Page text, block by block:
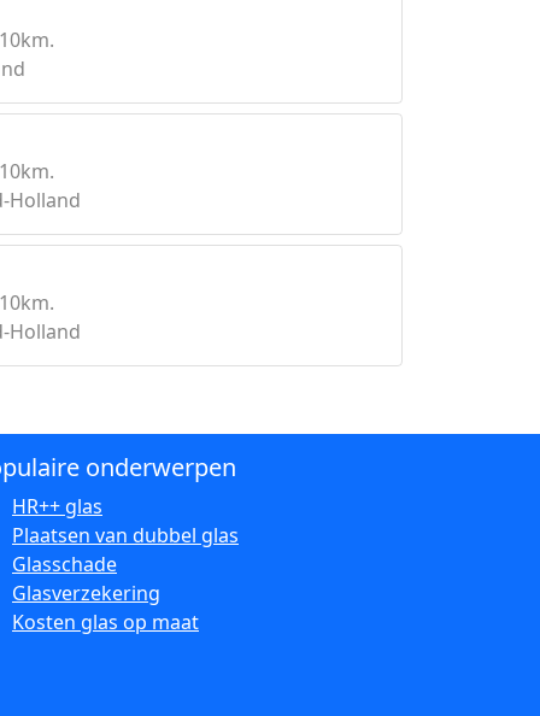
Holland
Holland
onderwerpen
HR++ glas
Plaatsen van dubbel glas
Glasschade
Glasverzekering
Kosten glas op maat